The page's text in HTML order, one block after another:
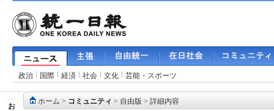
政治 国際 経済 社会 文化 芸能・スポーツ
お
ホーム > コミュニティ > 自由版 > 詳細内容